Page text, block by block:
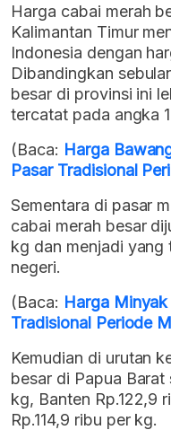
Harga cabai merah
Kalimantan Timur
Indonesia dengan
Dibandingkan
besar di provinsi ini
tercatat pada angka
(Baca: Harga
Pasar Tradisional
Sementara di pasar
cabai merah besar
kg dan menjadi yang
negeri.
(Baca: Harga
Tradisional Periode
Kemudian di urutan
besar di Papua
kg, Banten Rp.122,9
Rp.114,9 ribu per kg.